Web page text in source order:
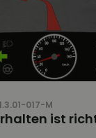
017-M
ist